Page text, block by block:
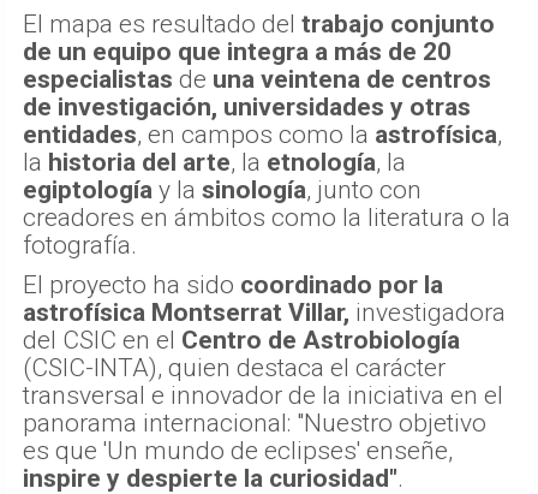
El mapa es resultado del trabajo conjunto
de un equipo que integra a más de 20
especialistas de una veintena de centros
de investigación, universidades y otras
entidades, en campos como la astrofísica,
la historia del arte, la etnología, la
egiptología y la sinología, junto con
creadores en ámbitos como la literatura o la
fotografía.
El proyecto ha sido coordinado por la
astrofísica Montserrat Villar, investigadora
del CSIC en el Centro de Astrobiología
(CSIC-INTA), quien destaca el carácter
transversal e innovador de la iniciativa en el
panorama internacional: "Nuestro objetivo
es que 'Un mundo de eclipses' enseñe,
inspire y despierte la curiosidad".